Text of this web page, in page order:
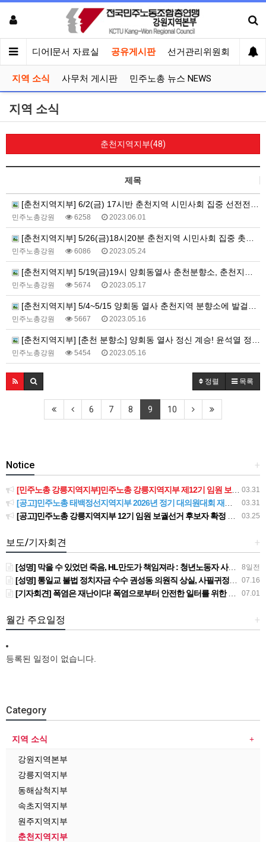
견 미디어|문서 자료실 공유게시판 선거관리위원회
지역 소식 사무처 게시판 민주노총 뉴스 NEWS
지역 소식
춘천지역지부(48)
제목
[춘천지역지부] 6/2(금) 17시반 춘천지역 시민사회 집중 선전전, 18시반 집중 촛불문화제
민주노총강원 6258 2023.06.01
[춘천지역지부] 5/26(금)18시20분 춘천지역 시민사회 집중 촛불행진
민주노총강원 6086 2023.05.24
[춘천지역지부] 5/19(금)19시 양회동열사 춘천분향소, 춘천지역 시민사회 집중촛불문화제
민주노총강원 5674 2023.05.17
[춘천지역지부] 5/4~5/15 양회동 열사 춘천지역 분향소에 발걸음을 내어주신 모든 분들께 감사인사를 올립니다.
민주노총강원 5667 2023.05.16
[춘천지역지부] [춘천 분향소] 양회동 열사 정신 계승! 윤석열 정권 퇴진! 5/15 건설노조 파업전야 춘천 현수막 대첩 활동 보고
민주노총강원 5454 2023.05.16
정렬 목록
6 7 8 9 10
+
Notice
03.31
[민주노총 강릉지역지부]민주노총 강릉지역지부 제12기 임원 보궐선거결과 공고
03.31
[공고]민주노총 태백정선지역지부 2026년 정기 대의원대회 재소집 건
03.25
[공고]민주노총 강릉지역지부 12기 임원 보궐선거 후보자 확정 공고
+
보도/기자회견
8일전
[성명] 막을 수 있었던 죽음, HL만도가 책임져라 : 청년노동자 사망사고의 철저한 진상규명과 재발방지 대책 마련하라
07.16
[성명] 통일교 불법 정치자금 수수 권성동 의원직 상실, 사필귀정이다
07.01
[기자회견] 폭염은 재난이다! 폭염으로부터 안전한 일터를 위한 민주노총 강원지역본부 폭염감시단 선포 기자회견
+
월간 주요일정
등록된 일정이 없습니다.
Category
지역 소식
강원지역본부
강릉지역지부
동해삼척지부
속초지역지부
원주지역지부
춘천지역지부